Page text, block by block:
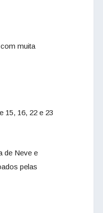
muita
15, 16, 22 e 23
de Neve e
pelas